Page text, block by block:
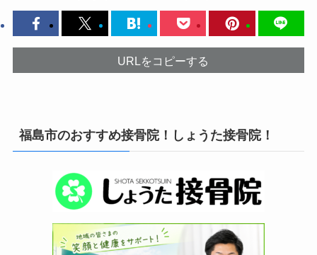
URLをコピーする
福島市のおすすめ接骨院！しょうた接骨院！